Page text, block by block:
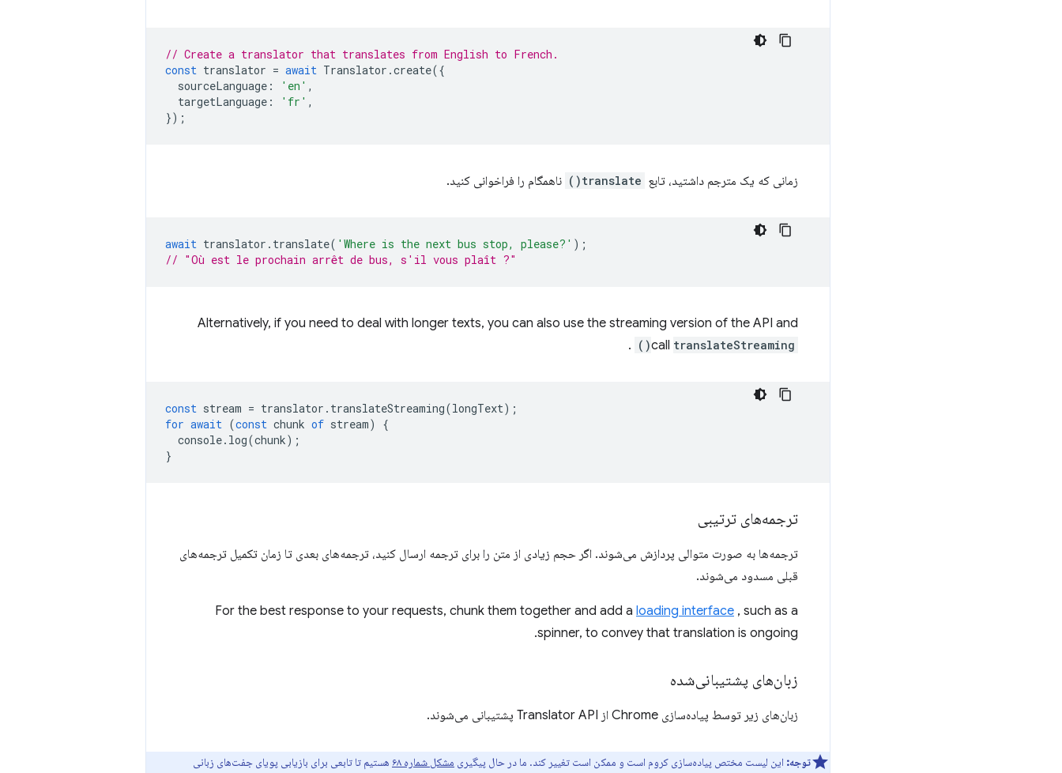
// Create a translator that translates from English to French.
const translator = await Translator .create({
sourceLanguage : 'en' ,
targetLanguage : 'fr' ,
});
زمانی که یک مترجم داشتید، تابع translate() ناهمگام را فراخوانی کنید.
await translator . translate( 'Where is the next bus stop, please?' );
// "Où est le prochain arrêt de bus, s'il vous plaît ?"
Alternatively, if you need to deal with longer texts, you can also use the streaming version of the API and
call translateStreaming()
.
const stream = translator . translateStreaming(longText);
for await (const chunk of stream)
{
console. log(chunk);
}
ترجمه‌های ترتیبی
ترجمه‌ها به صورت متوالی پردازش می‌شوند. اگر حجم زیادی از متن را برای ترجمه ارسال کنید، ترجمه‌های بعدی تا زمان تکمیل ترجمه‌های
قبلی مسدود می‌شوند.
For the best response to your requests, chunk them together and add a loading interface , such as a
spinner, to convey that translation is ongoing.
زبان‌های پشتیبانی‌شده
زبان‌های زیر توسط پیاده‌سازی Chrome از Translator API پشتیبانی می‌شوند.
توجه: این لیست مختص پیاده‌سازی کروم است و ممکن است تغییر کند. ما در حال پیگیری مشکل شماره ۶۸ هستیم تا تابعی برای بازیابی پویای جفت‌های زبانی